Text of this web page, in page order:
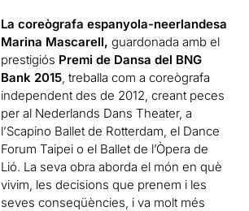
La coreògrafa espanyola-neerlandesa
Marina Mascarell, guardonada amb el
prestigiós Premi de Dansa del BNG
Bank 2015 , treballa com a coreògrafa
independent des de 2012, creant peces
per al Nederlands Dans Theater, a
l’Scapino Ballet de Rotterdam, el Dance
Forum Taipei o el Ballet de l’Òpera de
Lió. La seva obra aborda el món en què
vivim, les decisions que prenem i les
seves conseqüències, i va molt més